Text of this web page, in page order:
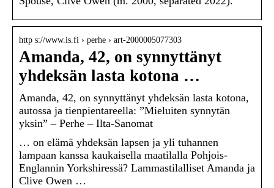
http s://www.is.fi › perhe › art-2000005077303
Amanda, 42, on synnyttänyt
yhdeksän lasta kotona …
Amanda, 42, on synnyttänyt yhdeksän lasta kotona,
autossa ja tienpientareella: ”Mieluiten synnytän
yksin” – Perhe – Ilta-Sanomat
… on elämä yhdeksän lapsen ja yli tuhannen
lampaan kanssa kaukaisella maatilalla Pohjois-
Englannin Yorkshiressä? Lammastilalliset Amanda ja
Clive Owen …